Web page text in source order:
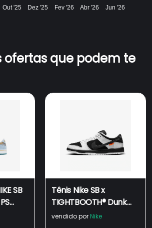
Out '25 Dez '25 Fev '26 Abr '26 Jun '26
ofertas que podem te
SB
Tênis Nike SB x
TIGHTBOOTH®︎ Dunk
Low Pro Black and
vendido por Nike